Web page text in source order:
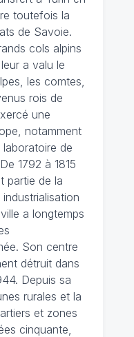
toutefois la
de Savoie.
cols alpins
a valu le
les comtes,
rois de
une
notamment
de
1792 à 1815
partie de la
a longtemps
Son centre
détruit dans
Depuis sa
rurales et la
et zones
cinquante,